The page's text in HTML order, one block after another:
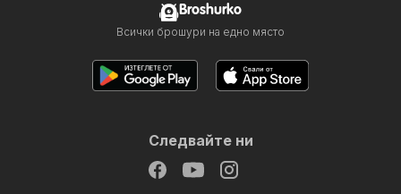
Broshurko
Всички брошури на едно място
Следвайте ни